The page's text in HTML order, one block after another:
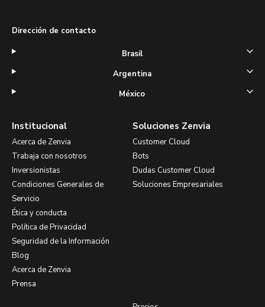
Institucional
Acerca de Zenvia
Trabaja con nosotros
Inversionistas
Condiciones Generales de
Servicio
Ética y conducta
Política de Privacidad
Seguridad de la Información
Blog
Acerca de Zenvia
Prensa
Soluciones Zenvia
Customer Cloud
Bots
Dudas Customer Cloud
Soluciones Empresariales
Dirección de contacto
Brasil
Argentina
México